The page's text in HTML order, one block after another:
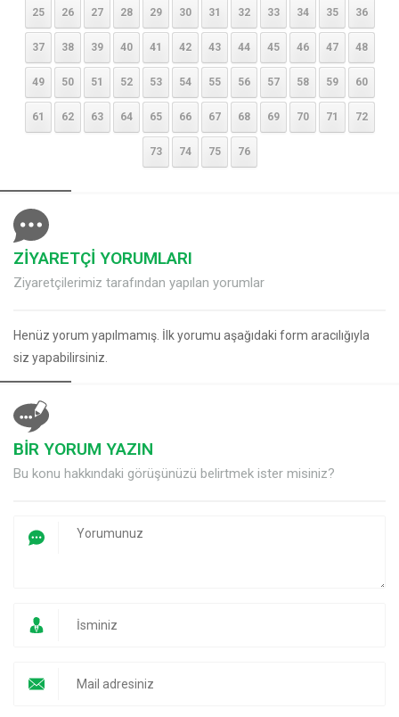
25 26 27 28 29 30 31 32 33 34 35 36
37 38 39 40 41 42 43 44 45 46 47 48
49 50 51 52 53 54 55 56 57 58 59 60
61 62 63 64 65 66 67 68 69 70 71 72
73 74 75 76
ZİYARETÇİ YORUMLARI
Ziyaretçilerimiz tarafından yapılan yorumlar
Henüz yorum yapılmamış. İlk yorumu aşağıdaki form aracılığıyla
siz yapabilirsiniz.
BİR YORUM YAZIN
Bu konu hakkındaki görüşünüzü belirtmek ister misiniz?
Cevap Yaz